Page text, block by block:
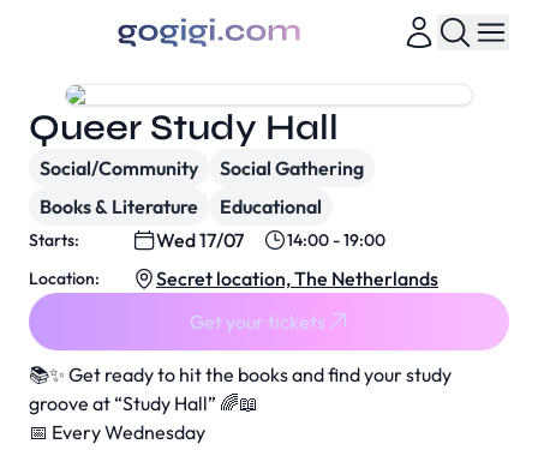
📚✨ Get ready to hit the books and find your study
groove at “Study Hall” 🌈📖
📅 Every Wednesday
Queer Study Hall
Social/Community
Social Gathering
Books & Literature
Educational
Starts: Wed 17/07
14:00 - 19:00
Location:
Secret location, The Netherlands
Get your tickets